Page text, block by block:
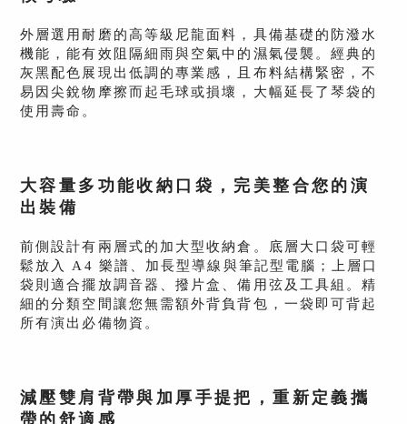
外層選用耐磨的高等級尼龍面料，具備基礎的防潑水
機能，能有效阻隔細雨與空氣中的濕氣侵襲。經典的
灰黑配色展現出低調的專業感，且布料結構緊密，不
易因尖銳物摩擦而起毛球或損壞，大幅延長了琴袋的
使用壽命。
大容量多功能收納口袋，完美整合您的演
出裝備
前側設計有兩層式的加大型收納倉。底層大口袋可輕
鬆放入 A4 樂譜、加長型導線與筆記型電腦；上層口
袋則適合擺放調音器、撥片盒、備用弦及工具組。精
細的分類空間讓您無需額外背負背包，一袋即可背起
所有演出必備物資。
減壓雙肩背帶與加厚手提把，重新定義攜
帶的舒適感